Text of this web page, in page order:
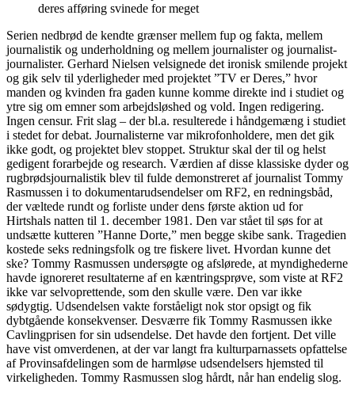
deres afføring svinede for meget
Serien nedbrød de kendte grænser mellem fup og fakta, mellem
journalistik og underholdning og mellem journalister og journalist-
journalister. Gerhard Nielsen velsignede det ironisk smilende projekt
og gik selv til yderligheder med projektet ”TV er Deres,” hvor
manden og kvinden fra gaden kunne komme direkte ind i studiet og
ytre sig om emner som arbejdsløshed og vold. Ingen redigering.
Ingen censur. Frit slag – der bl.a. resulterede i håndgemæng i studiet
i stedet for debat. Journalisterne var mikrofonholdere, men det gik
ikke godt, og projektet blev stoppet. Struktur skal der til og helst
gedigent forarbejde og research. Værdien af disse klassiske dyder og
rugbrødsjournalistik blev til fulde demonstreret af journalist Tommy
Rasmussen i to dokumentarudsendelser om RF2, en redningsbåd,
der væltede rundt og forliste under dens første aktion ud for
Hirtshals natten til 1. december 1981. Den var stået til søs for at
undsætte kutteren ”Hanne Dorte,” men begge skibe sank. Tragedien
kostede seks redningsfolk og tre fiskere livet. Hvordan kunne det
ske? Tommy Rasmussen undersøgte og afslørede, at myndighederne
havde ignoreret resultaterne af en kæntringsprøve, som viste at RF2
ikke var selvoprettende, som den skulle være. Den var ikke
sødygtig. Udsendelsen vakte forståeligt nok stor opsigt og fik
dybtgående konsekvenser. Desværre fik Tommy Rasmussen ikke
Cavlingprisen for sin udsendelse. Det havde den fortjent. Det ville
have vist omverdenen, at der var langt fra kulturparnassets opfattelse
af Provinsafdelingen som de harmløse udsendelsers hjemsted til
virkeligheden. Tommy Rasmussen slog hårdt, når han endelig slog.